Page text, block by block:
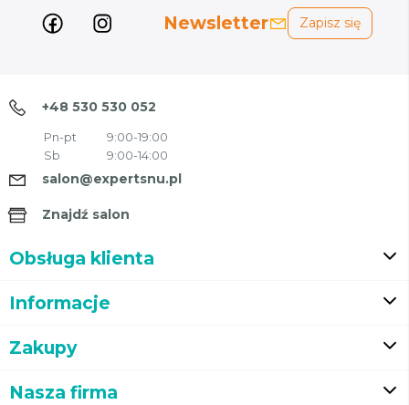
Newsletter Zapisz się
+48 530 530 052
Pn-pt
9:00-19:00
Sb
9:00-14:00
salon@expertsnu.pl
Znajdź salon
Obsługa klienta
Informacje
Zakupy
Nasza firma